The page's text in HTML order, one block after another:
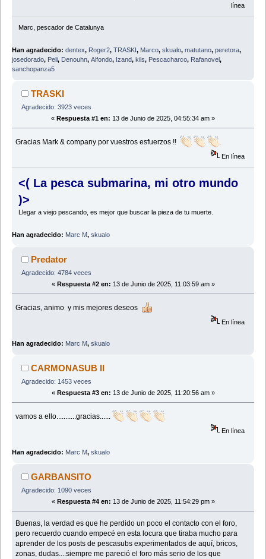
línea
Marc, pescador de Catalunya
Han agradecido: dentex, Roger2, TRASKI, Marco, skualo, matutano, peretora,
josedorado, Peli, Denouhn, Alfondo, Izand, kils, Pescacharco, Rafanovel,
sanchopanza5
TRASKI
Agradecido: 3923 veces
« Respuesta #1 en: 13 de Junio de 2025, 04:55:34 am »
Gracias Mark & company por vuestros esfuerzos !! .
En línea
<( La pesca submarina, mi otro mundo
)>
Llegar a viejo pescando, es mejor que buscar la pieza de tu muerte.
Han agradecido: Marc M, skualo
Predator
Agradecido: 4784 veces
« Respuesta #2 en: 13 de Junio de 2025, 11:03:59 am »
Gracias, animo y mis mejores deseos
En línea
Han agradecido: Marc M, skualo
CARMONASUB II
Agradecido: 1453 veces
« Respuesta #3 en: 13 de Junio de 2025, 11:20:56 am »
vamos a ello...........gracias......
En línea
Han agradecido: Marc M, skualo
GARBANSITO
Agradecido: 1090 veces
« Respuesta #4 en: 13 de Junio de 2025, 11:54:29 pm »
Buenas, la verdad es que he perdido un poco el contacto con el foro,
pero recuerdo cuando empecé en esta locura que tiraba mucho para
aprender de los posts de pescasubs experimentados de aquí, bricos,
zonas, dudas....siempre me pareció el foro más serio de los que